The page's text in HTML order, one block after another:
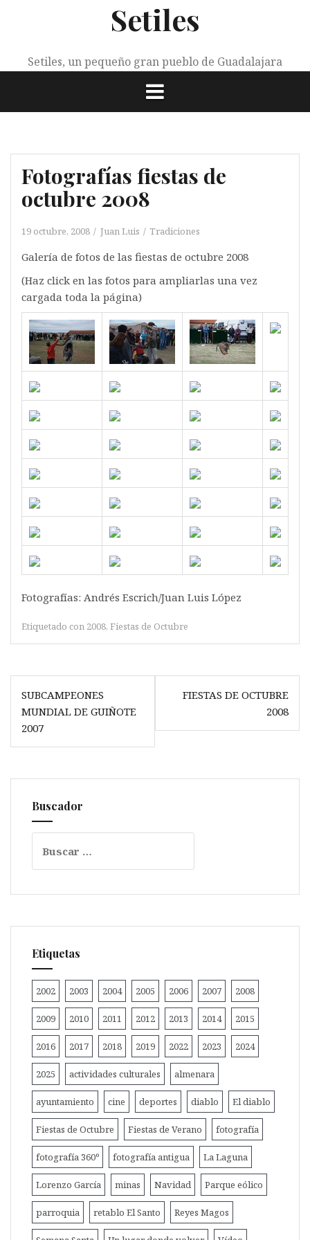
Setiles
Setiles, un pequeño gran pueblo de Guadalajara
Fotografías fiestas de
octubre 2008
19 octubre, 2008 Juan Luis Tradiciones
Galería de fotos de las fiestas de octubre 2008
(Haz click en las fotos para ampliarlas una vez
cargada toda la página)
Fotografías: Andrés Escrich/Juan Luis López
Etiquetado con 2008, Fiestas de Octubre
Navegación
de
entradas
SUBCAMPEONES
MUNDIAL DE GUIÑOTE
2007
FIESTAS DE OCTUBRE
2008
Buscador
Etiquetas
2002 2003 2004 2005 2006 2007 2008
2009 2010 2011 2012 2013 2014 2015
2016 2017 2018 2019 2022 2023 2024
2025 actividades culturales almenara
ayuntamiento cine deportes diablo El diablo
Fiestas de Octubre Fiestas de Verano fotografía
fotografía 360º fotografía antigua La Laguna
Lorenzo García minas Navidad Parque eólico
parroquia retablo El Santo Reyes Magos